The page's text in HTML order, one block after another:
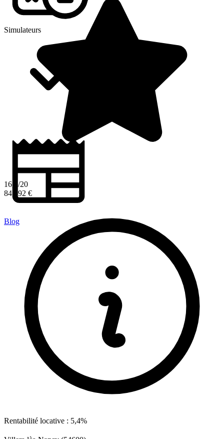
Simulateurs
Blog
16,5/20
84 592 €
Rentabilité locative : 5,4%